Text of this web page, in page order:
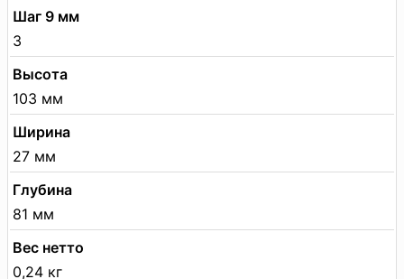
Шаг 9 мм
3
Высота
103 мм
Ширина
27 мм
Глубина
81 мм
Вес нетто
0,24 кг